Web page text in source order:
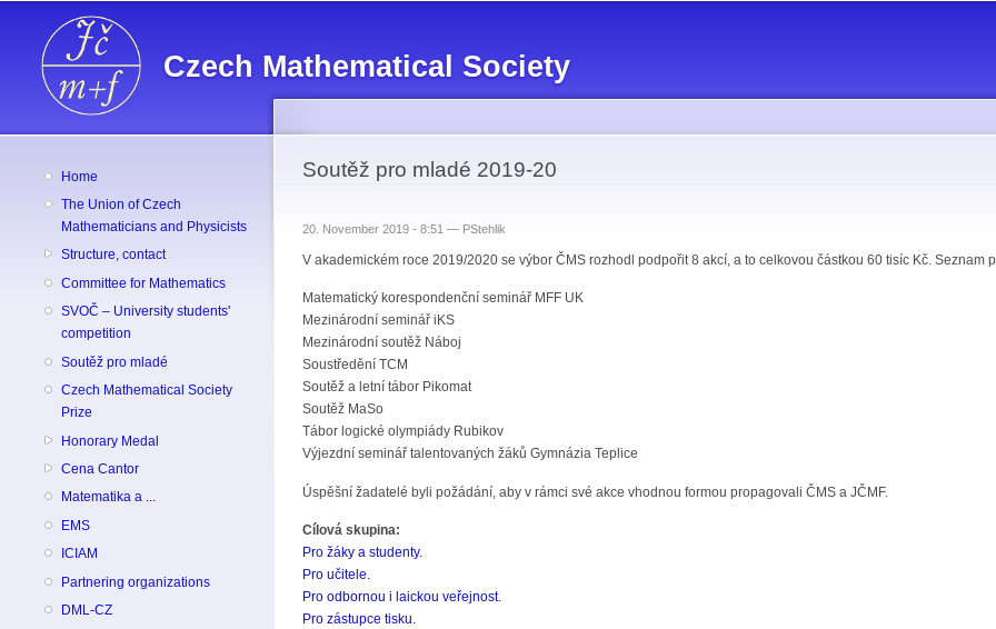
Czech Mathematical Society
Home
The Union of Czech
Mathematicians and Physicists
Structure, contact
Committee for Mathematics
SVOČ – University students'
competition
Soutěž pro mladé
Czech Mathematical Society
Prize
Honorary Medal
Cena Cantor
Matematika a ...
EMS
ICIAM
Partnering organizations
DML-CZ
Soutěž pro mladé 2019-20
20. November 2019 - 8:51 — PStehlik
V akademickém roce 2019/2020 se výbor ČMS rozhodl podpořit 8 akcí, a to celkovou částkou 60 tisíc Kč. Seznam
Matematický korespondenční seminář MFF UK
Mezinárodní seminář iKS
Mezinárodní soutěž Náboj
Soustředění TCM
Soutěž a letní tábor Pikomat
Soutěž MaSo
Tábor logické olympiády Rubikov
Výjezdní seminář talentovaných žáků Gymnázia Teplice
Úspěšní žadatelé byli požádání, aby v rámci své akce vhodnou formou propagovali ČMS a JČMF.
Cílová skupina:
Pro žáky a studenty.
Pro učitele.
Pro odbornou i laickou veřejnost.
Pro zástupce tisku.